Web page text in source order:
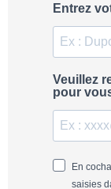
Entrez
Veuillez
pour
En
saisies